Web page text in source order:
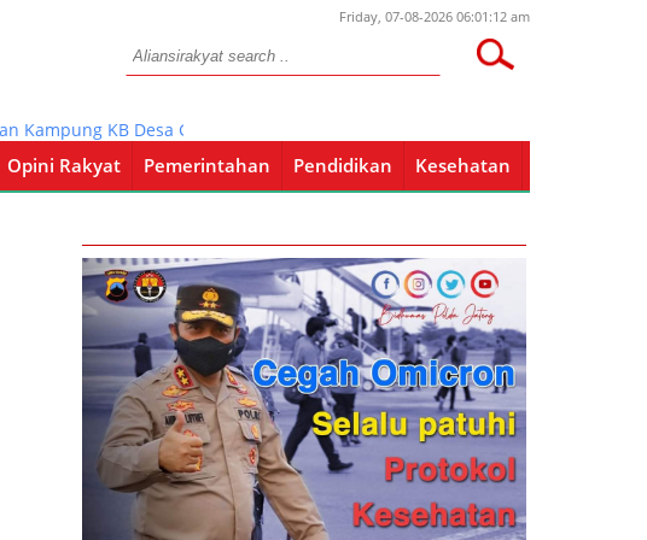
Friday, 07-08-2026 06:01:12 am
KB Desa Genengmulyo Juwana
Opini Rakyat Pemerintahan Pendidikan Kesehatan
Pendidikan Kesehatan